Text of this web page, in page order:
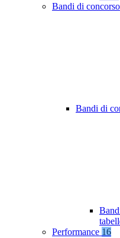
Bandi di concorso
Bandi di
Performance 16